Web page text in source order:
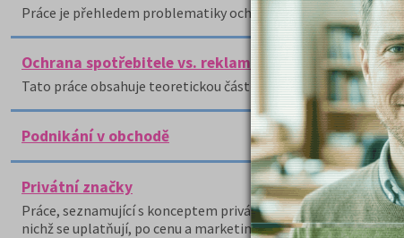
Práce je přehledem problematiky ochrany spotřebitele z
Ochrana spotřebitele vs. reklamace
Tato práce obsahuje teoretickou část (úpravu reklamace v
Podnikání v obchodě
Privátní značky
Práce, seznamující s konceptem privátních značek,
nichž se uplatňují, po cenu a marketingovou komunikaci a